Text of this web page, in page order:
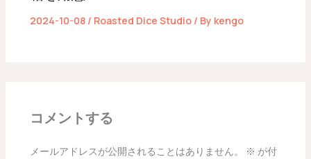
2024-10-08 / Roasted Dice Studio/ By kengo
コメントする
メールアドレスが公開されることはありません。 ※ が付